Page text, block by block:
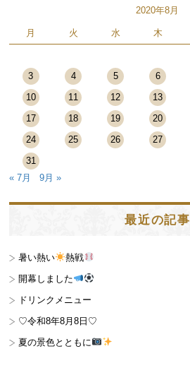
2020年8月
月 火 水 木
3
4 5 6
10
11 12 13
17
18 19 20
24
25 26 27
31
« 7月
9月 »
最近の記事
暑い熱い
熱戦
開幕しました
ドリンクメニュー
♡令和8年8月8日♡
夏の景色とともに